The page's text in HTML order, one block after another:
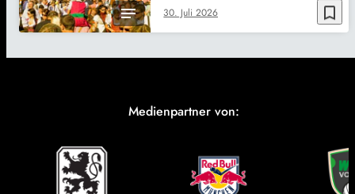
bookmark_border
30. Juli 2026
Medienpartner von: